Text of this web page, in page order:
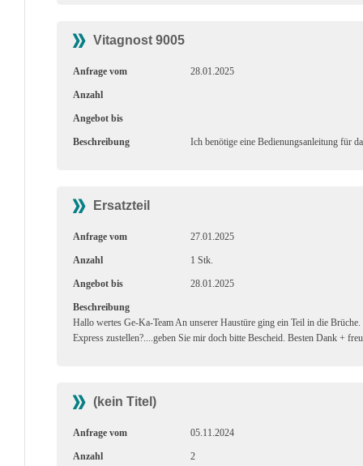
Vitagnost 9005
Anfrage vom 28.01.2025
Anzahl
Angebot bis
Beschreibung Ich benötige eine Bedienungsanleitung für
Ersatzteil
Anfrage vom 27.01.2025
Anzahl 1 Stk.
Angebot bis 28.01.2025
Beschreibung
Hallo wertes Ge-Ka-Team An unserer Haustüre ging ein Teil in die
Express zustellen?....geben Sie mir doch bitte Bescheid. Besten Dank +
(kein Titel)
Anfrage vom 05.11.2024
Anzahl 2